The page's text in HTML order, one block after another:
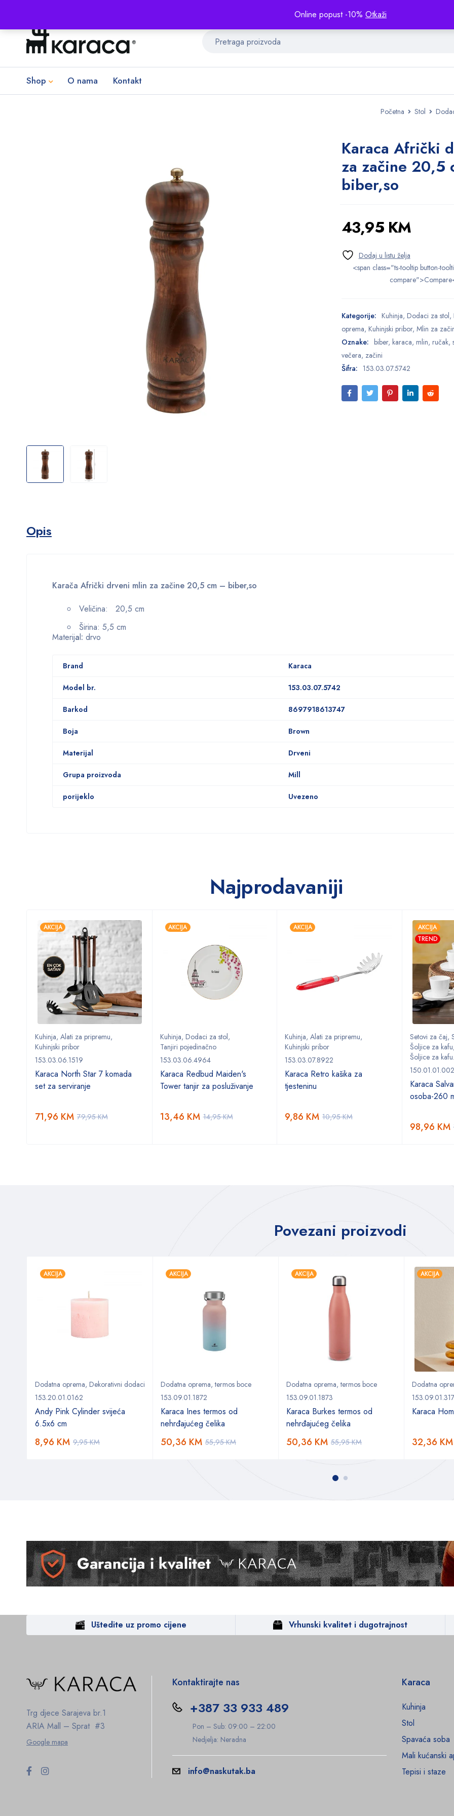
Online popust -10% Otkaži
Shop O nama Kontakt
Početna Stol
Karaca Afrički
za začine 20,5
biber,so
43,95 KM
<span class="ts-tooltip button-
Kategorije: Kuhinja, Dodaci za stol,
oprema, Kuhinjski pribor, Mlin za
Oznake: biber, karaca, mlin, ručak,
večera, začini
Šifra: 153.03.07.5742
Opis
Karača Afrički drveni mlin za začine 20,5 cm – biber,so
Veličina: 20,5 cm
Širina: 5,5 cm
Materijal: drvo
Brand Karaca
Model br. 153.03.07.5742
Barkod 8697918613747
Boja Brown
Materijal Drveni
Grupa proizvoda Mill
porijeklo Uvezeno
Najprodavaniji
AKCIJA
Kuhinja, Alati za pripremu,
Kuhinjski pribor
153.03.06.1519
Karaca North Star 7 komada
set za serviranje
79,95KM
71,96 KM
AKCIJA
Kuhinja, Dodaci za stol,
Tanjiri pojedinačno
153.03.06.4964
Karaca Redbud Maiden's
Tower tanjir za posluživanje
14,95KM
13,46 KM
AKCIJA
Kuhinja, Alati za pripremu,
Kuhinjski pribor
153.03.07.8922
Karaca Retro kašika za
tjesteninu
10,95KM
9,86 KM
AKCIJA
TREND
Setovi za čaj,
Šoljice za kafu,
Šoljice za
Karaca
osoba-260
98,96 KM
Povezani proizvodi
AKCIJA
Dodatna oprema, Dekorativni dodaci
153.20.01.0162
Andy Pink Cylinder svijeća
6.5x6 cm
9,95KM
8,96 KM
AKCIJA
Dodatna oprema,termos boce
153.09.01.1872
Karaca Ines termos od
nehrđajućeg čelika
55,95KM
50,36 KM
AKCIJA
Dodatna oprema,termos boce
153.09.01.1873
Karaca Burkes termos od
nehrđajućeg čelika
55,95KM
50,36 KM
AKCIJA
Dodatna
Karaca
32,36 KM
Uštedite uz promo cijene Vrhunski kvalitet i dugotrajnost
Trg djece Sarajeva br.1
ARIA Mall – Sprat #3
Google mapa
Kontaktirajte nas
+387 33 933 489
Pon – Sub: 09:00 – 22:00
Nedjelja: Neradna
info@naskutak.ba
Karaca
Kuhinja
Stol
Spavaća soba
Mali kućanski
Tepisi i staze